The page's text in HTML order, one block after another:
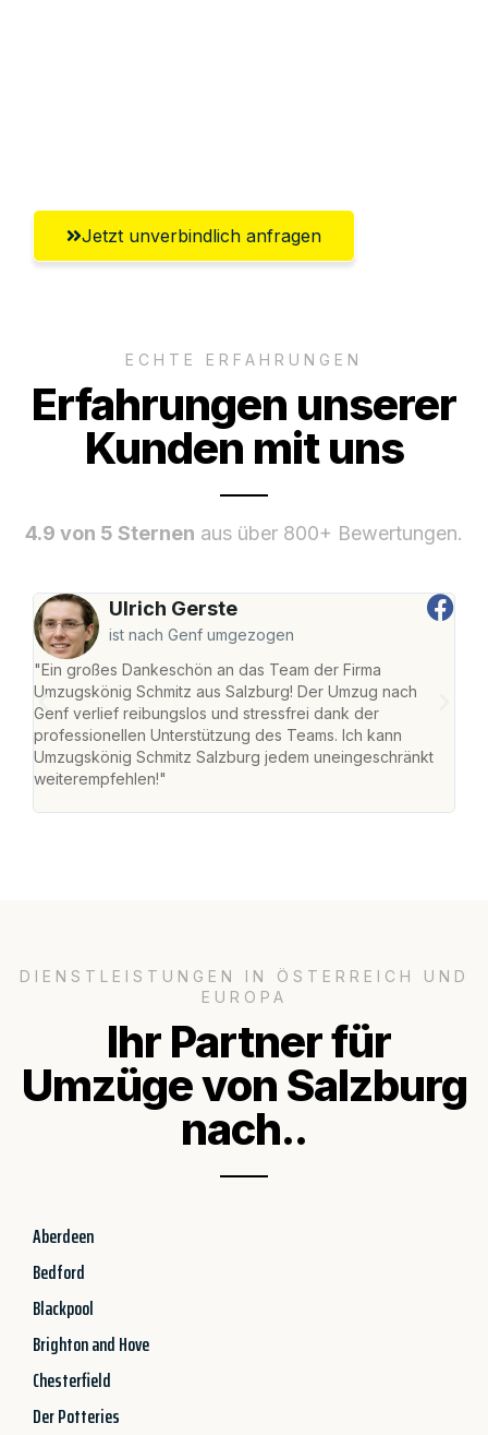
Jetzt unverbindlich anfragen
ECHTE ERFAHRUNGEN
Erfahrungen unserer
Kunden mit uns
4.9 von 5 Sternen aus über 800+ Bewertungen.
Ulrich Gerste
ist nach Genf umgezogen
"Ein großes Dankeschön an das Team der Firma
Umzugskönig Schmitz aus Salzburg! Der Umzug nach
Genf verlief reibungslos und stressfrei dank der
professionellen Unterstützung des Teams. Ich kann
Umzugskönig Schmitz Salzburg jedem uneingeschränkt
weiterempfehlen!"
DIENSTLEISTUNGEN IN ÖSTERREICH UND
EUROPA
Ihr Partner für
Umzüge von Salzburg
nach..
Aberdeen
Bedford
Blackpool
Brighton and Hove
Chesterfield
Der Potteries